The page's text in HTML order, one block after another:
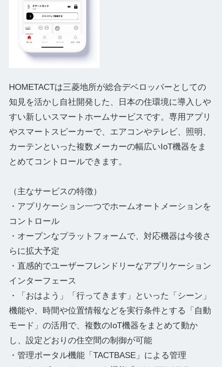
HOMETACTは三菱地所が総合デベロッパーとしての
知見を活かし自社開発した、日本の住環境に導入しや
すい新しいスマートホームサービスです。専用アプリ
やスマートスピーカーで、エアコンやテレビ、照明、
カーテンといった複数メーカーの幅広いIoT機器をま
とめてコントロールできます。
（主なサービスの特徴）
・アプリケーション一つでホームオートメーションを
コントロール
・オープンなプラットフォームで、対応機器は今後さ
らに拡大予定
・直感的でユーザーフレンドリーなアプリケーション
インターフェース
・「おはよう」「行ってきます」といった「シーン」
機能や、時間や位置情報などを実行条件とする「自動
モード」の活用で、複数のIoT機器をまとめて動か
し、設定どおりの住空間の制御が可能
・管理ポータル機能「TACTBASE」による管理